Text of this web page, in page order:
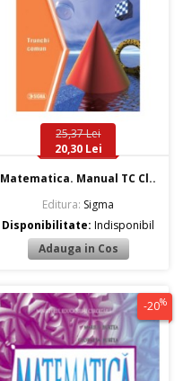
25,37 Lei
20,30 Lei
Matematica. Manual TC Cl..
Editura: Sigma
Disponibilitate:Indisponibil
-20%